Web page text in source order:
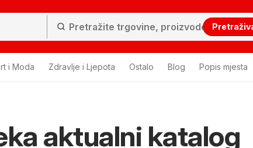
i Moda Zdravlje i Ljepota Ostalo Blog Popis mjesta
aktualni katalog